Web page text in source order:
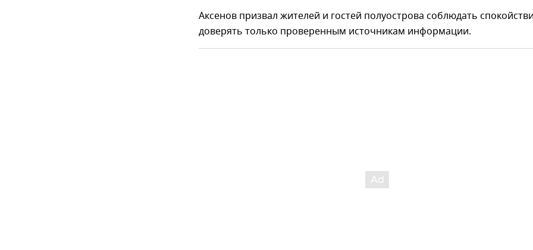
Аксенов призвал жителей и гостей полуострова соблюдать
доверять только проверенным источникам информации.